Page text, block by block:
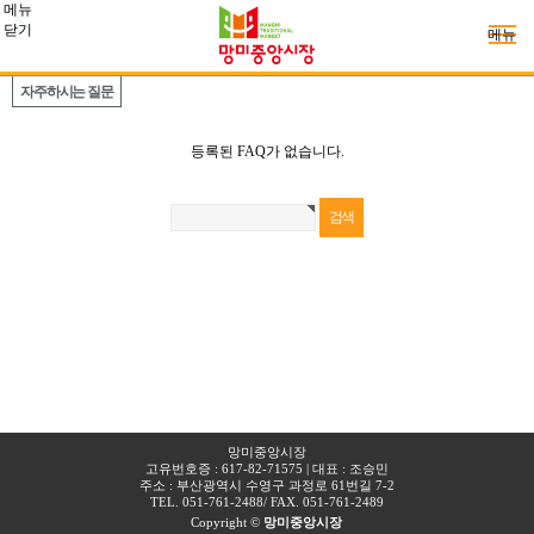
메뉴
메뉴
닫기
자주하시는 질문
등록된 FAQ가 없습니다.
망미중앙시장
고유번호증 : 617-82-71575 | 대표 : 조승민
주소 : 부산광역시 수영구 과정로 61번길 7-2​
TEL. 051-761-2488/ FAX. 051-761-2489
Copyright © 망미중앙시장